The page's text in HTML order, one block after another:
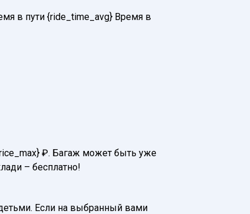
в пути {ride_time_avg} Время в
₽. Багаж может быть уже
– бесплатно!
Если на выбранный вами